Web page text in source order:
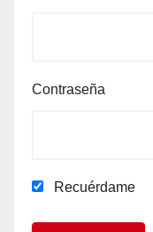
Contraseña
Recuérdame